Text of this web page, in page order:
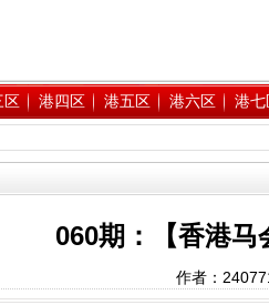
区 港四区 港五区 港六区 港七
060期：【香港
作者：